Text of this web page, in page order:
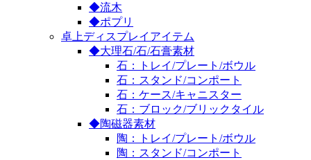
◆流木
◆ポプリ
卓上ディスプレイアイテム
◆大理石/石/石膏素材
石：トレイ/プレート/ボウル
石：スタンド/コンポート
石：ケース/キャニスター
石：ブロック/ブリックタイル
◆陶磁器素材
陶：トレイ/プレート/ボウル
陶：スタンド/コンポート